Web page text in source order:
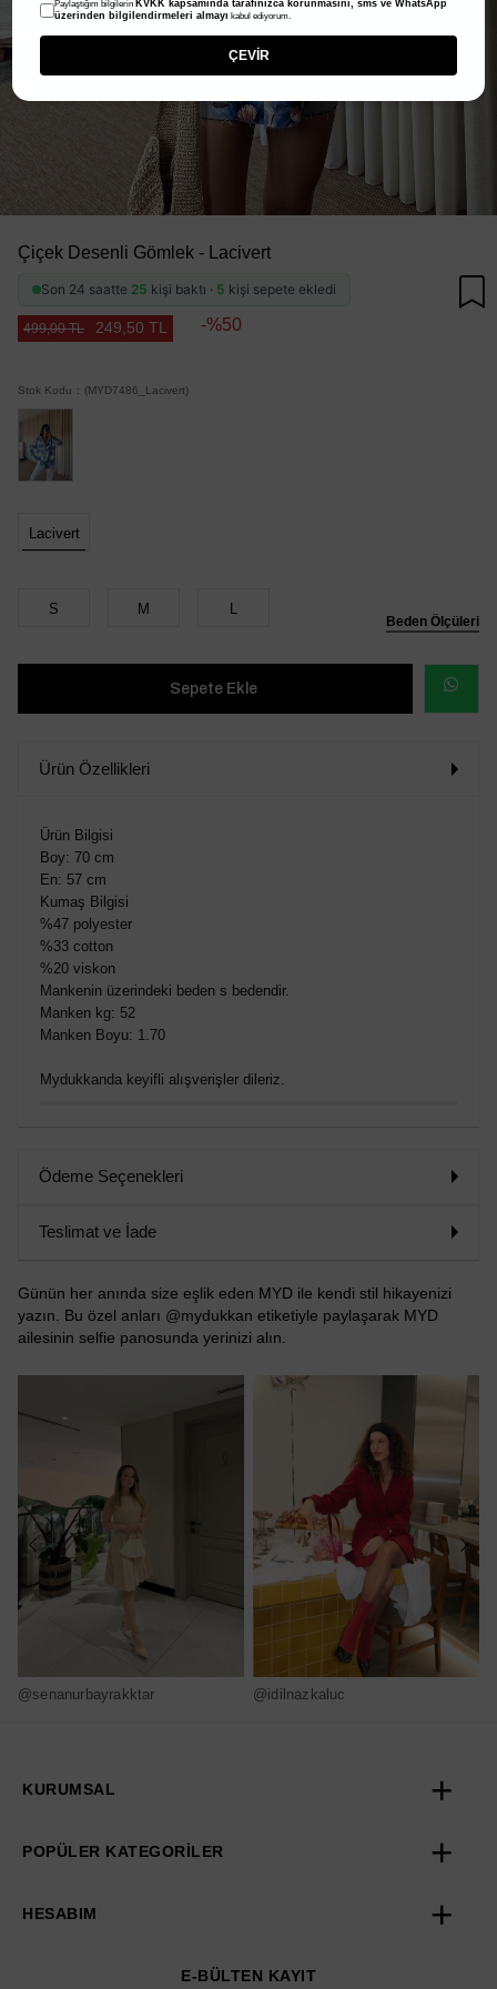
Çiçek Desenli Gömlek - Lacivert
Son 24 saatte 25 kişi baktı · 5 kişi sepete ekledi
499,00 TL 249,50 TL 50
Stok Kodu (MYD7486_Lacivert)
Beden Ölçüleri
Lacivert
S M L
SİPARİŞ
Ürün Özellikleri
Ürün Bilgisi
Boy: 70 cm
En: 57 cm
Kumaş Bilgisi
%47 polyester
%33 cotton
%20 viskon
Mankenin üzerindeki beden s bedendir.
Manken kg: 52
Manken Boyu: 1.70
Mydukkanda keyifli alışverişler dileriz.
Ödeme Seçenekleri
Teslimat ve İade
Günün her anında size eşlik eden MYD ile kendi stil hikayenizi
yazın. Bu özel anları @mydukkan etiketiyle paylaşarak MYD
ailesinin selfie panosunda yerinizi alın.
@senanurbayrakktar @idilnazkaluc
KURUMSAL
POPÜLER KATEGORİLER
HESABIM
E-BÜLTEN KAYIT
Paylaştığım bilgilerin KVKK kapsamında tarafınızca korunmasını, sms ve WhatsApp
üzerinden bilgilendirmeleri almayı kabul ediyorum.
ÇEVİR